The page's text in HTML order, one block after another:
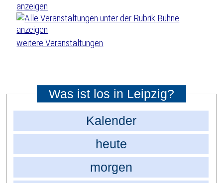
weitere Veranstaltungen
Was ist los in Leipzig?
Kalender
heute
morgen